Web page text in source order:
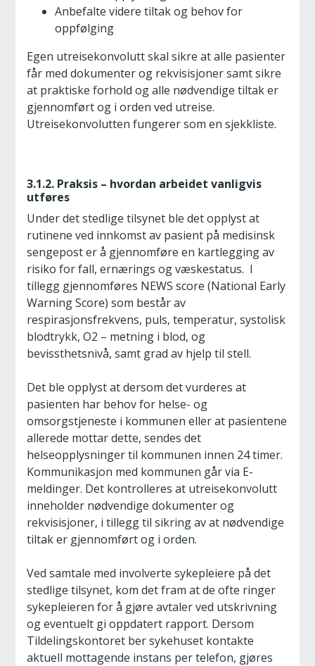
Anbefalte videre tiltak og behov for
oppfølging
Egen utreisekonvolutt skal sikre at alle pasienter
får med dokumenter og rekvisisjoner samt sikre
at praktiske forhold og alle nødvendige tiltak er
gjennomført og i orden ved utreise.
Utreisekonvolutten fungerer som en sjekkliste.
3.1.2. Praksis – hvordan arbeidet vanligvis
utføres
Under det stedlige tilsynet ble det opplyst at
rutinene ved innkomst av pasient på medisinsk
sengepost er å gjennomføre en kartlegging av
risiko for fall, ernærings og væskestatus. I
tillegg gjennomføres NEWS score (National Early
Warning Score) som består av
respirasjonsfrekvens, puls, temperatur, systolisk
blodtrykk, O2 – metning i blod, og
bevissthetsnivå, samt grad av hjelp til stell.
Det ble opplyst at dersom det vurderes at
pasienten har behov for helse- og
omsorgstjeneste i kommunen eller at pasientene
allerede mottar dette, sendes det
helseopplysninger til kommunen innen 24 timer.
Kommunikasjon med kommunen går via E-
meldinger. Det kontrolleres at utreisekonvolutt
inneholder nødvendige dokumenter og
rekvisisjoner, i tillegg til sikring av at nødvendige
tiltak er gjennomført og i orden.
Ved samtale med involverte sykepleiere på det
stedlige tilsynet, kom det fram at de ofte ringer
sykepleieren for å gjøre avtaler ved utskrivning
og eventuelt gi oppdatert rapport. Dersom
Tildelingskontoret ber sykehuset kontakte
aktuell mottagende instans per telefon, gjøres